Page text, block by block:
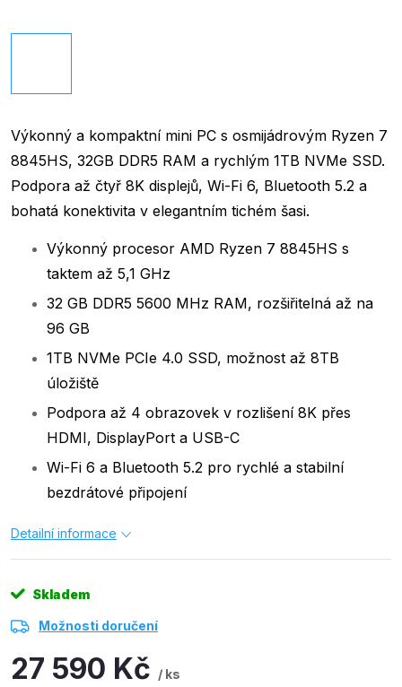
Výkonný a kompaktní mini PC s osmijádrovým Ryzen 7
8845HS, 32GB DDR5 RAM a rychlým 1TB NVMe SSD.
Podpora až čtyř 8K displejů, Wi-Fi 6, Bluetooth 5.2 a
bohatá konektivita v elegantním tichém šasi.
Výkonný procesor AMD Ryzen 7 8845HS s
taktem až 5,1 GHz
32 GB DDR5 5600 MHz RAM, rozšiřitelná až na
96 GB
1TB NVMe PCIe 4.0 SSD, možnost až 8TB
úložiště
Podpora až 4 obrazovek v rozlišení 8K přes
HDMI, DisplayPort a USB-C
Wi-Fi 6 a Bluetooth 5.2 pro rychlé a stabilní
bezdrátové připojení
Detailní informace
Skladem
Možnosti doručení
27 590 Kč / ks